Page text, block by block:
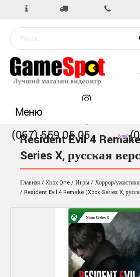
(067) 559 05 05
Меню
Resident Evil 4
Series X, русская
Главная Xbox One Игры
Хоррор/ужастики
Resident Evil 4 Remake (Xbox Series X,